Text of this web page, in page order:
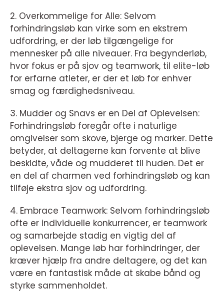
2. Overkommelige for Alle: Selvom
forhindringsløb kan virke som en ekstrem
udfordring, er der løb tilgængelige for
mennesker på alle niveauer. Fra begynderløb,
hvor fokus er på sjov og teamwork, til elite-løb
for erfarne atleter, er der et løb for enhver
smag og færdighedsniveau.
3. Mudder og Snavs er en Del af Oplevelsen:
Forhindringsløb foregår ofte i naturlige
omgivelser som skove, bjerge og marker. Dette
betyder, at deltagerne kan forvente at blive
beskidte, våde og mudderet til huden. Det er
en del af charmen ved forhindringsløb og kan
tilføje ekstra sjov og udfordring.
4. Embrace Teamwork: Selvom forhindringsløb
ofte er individuelle konkurrencer, er teamwork
og samarbejde stadig en vigtig del af
oplevelsen. Mange løb har forhindringer, der
kræver hjælp fra andre deltagere, og det kan
være en fantastisk måde at skabe bånd og
styrke sammenholdet.